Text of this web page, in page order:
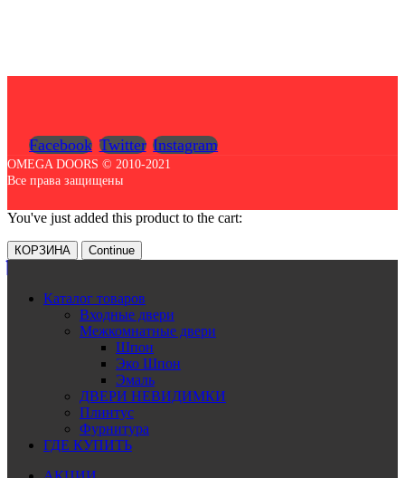
Facebook Twitter Instagram
OMEGA DOORS © 2010-2021
Все права защищены
You've just added this product to the cart:
КОРЗИНА Continue
Каталог товаров
Входные двери
Межкомнатные двери
Шпон
Эко Шпон
Эмаль
ДВЕРИ НЕВИДИМКИ
Плинтус
Фурнитура
ГДЕ КУПИТЬ